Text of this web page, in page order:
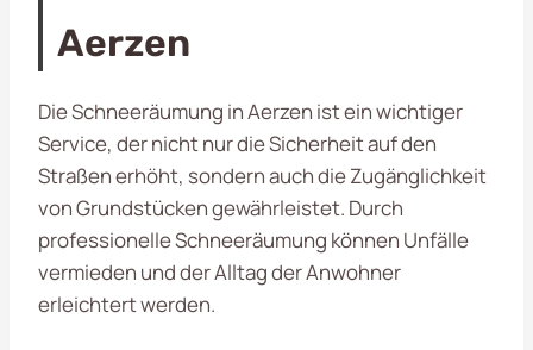
Aerzen
Die Schneeräumung in Aerzen ist ein wichtiger
Service, der nicht nur die Sicherheit auf den
Straßen erhöht, sondern auch die Zugänglichkeit
von Grundstücken gewährleistet. Durch
professionelle Schneeräumung können Unfälle
vermieden und der Alltag der Anwohner
erleichtert werden.